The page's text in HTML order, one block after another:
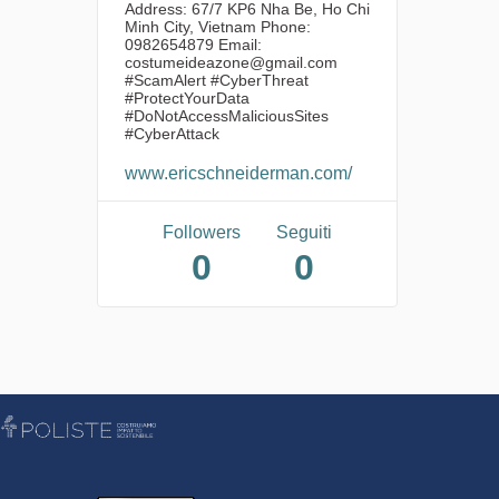
Address: 67/7 KP6 Nha Be, Ho Chi
Minh City, Vietnam Phone:
0982654879 Email:
costumeideazone@gmail.com
#ScamAlert #CyberThreat
#ProtectYourData
#DoNotAccessMaliciousSites
#CyberAttack
www.ericschneiderman.com/
Followers
0
Seguiti
0